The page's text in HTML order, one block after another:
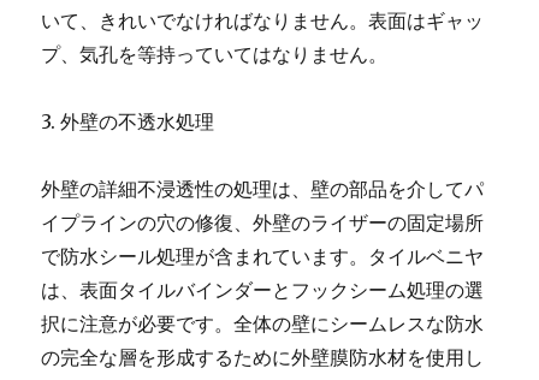
いて、きれいでなければなりません。表面はギャッ
プ、気孔を等持っていてはなりません。
3. 外壁の不透水処理
外壁の詳細不浸透性の処理は、壁の部品を介してパ
イプラインの穴の修復、外壁のライザーの固定場所
で防水シール処理が含まれています。タイルベニヤ
は、表面タイルバインダーとフックシーム処理の選
択に注意が必要です。全体の壁にシームレスな防水
の完全な層を形成するために外壁膜防水材を使用し